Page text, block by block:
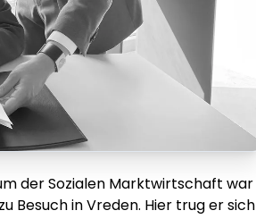
der Sozialen Marktwirtschaft war
Besuch in Vreden. Hier trug er sich